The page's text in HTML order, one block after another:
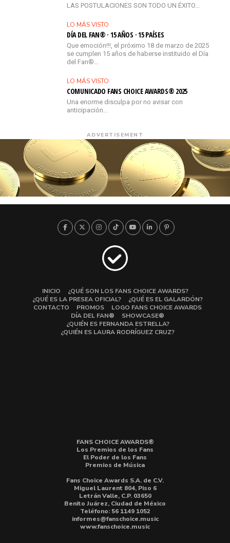
LAS POSTULACIONES SON TODO UN ÉXITO...
LO MÁS VISTO
DÍA DEL FAN® · 15 AÑOS · 15 PAÍSES
Que emoción!!!, el próximo 18 de marzo de 2025
se cumplen 15 años de haberse instituido el Día
del Fan®…
LO MÁS VISTO
COMUNICADO FANS CHOICE AWARDS® 2025
Una enorme disculpa por no avisar con
anticipación...
ADVERTISEMENT
INICIO
¿QUÉ SON LOS FANS CHOICE AWARDS?
¿QUÉ ES LA PRESEA OFICIAL?
¿QUÉ ES EL GALARDÓN?
CONTACTO
PROMOS
LOGO FANS CHOICE AWARDS
DÍA DEL FAN®
SHOWCASE®
¿QUIÉN ES FERNANDA ESTRELLA?
¿QUIÉN ES LAURA RODRÍGUEZ CRUZ?
FANS CHOICE AWARDS®
Los Premios de los Fans
El Poder de los Fans
Premios de Música
Fans Choice Awards S.A. de C.V.
Miguel Laurent 804, Piso 6
Letrán Valle, C.P. 03650
Benito Juárez, Ciudad de México
Teléfono: 56 1149 1052
informes@fanschoice.music
www.fanschoice.music